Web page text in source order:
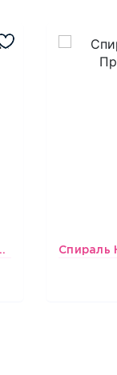
(мишки и тортики)